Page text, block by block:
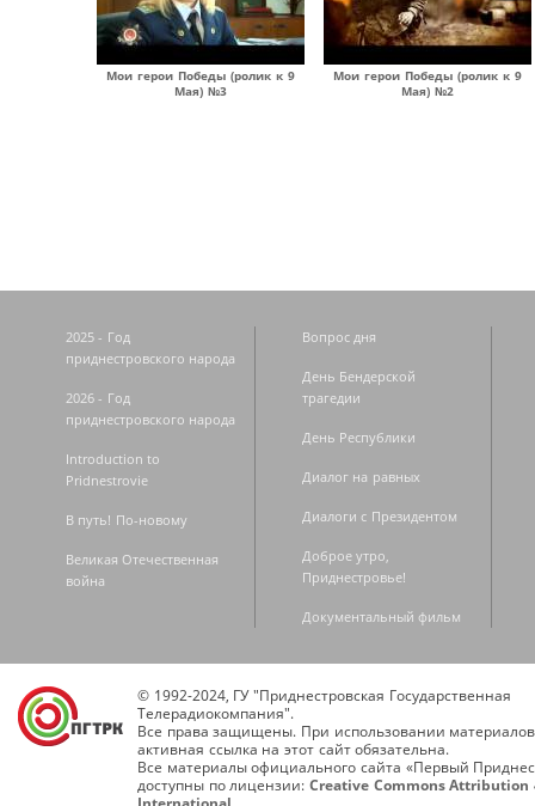
Мои герои Победы (ролик к 9
Мая) №3
Мои герои Победы (ролик к 9
Мая) №2
2025 - Год
приднестровского народа
2026 - Год
приднестровского народа
Introduction to
Pridnestrovie
В путь! По-новому
Великая Отечественная
война
Вопрос дня
День Бендерской
трагедии
День Республики
Диалог на равных
Диалоги с Президентом
Доброе утро,
Приднестровье!
Документальный фильм
© 1992-2024, ГУ "Приднестровская Государственная
Телерадиокомпания".
Все права защищены. При использовании
активная ссылка на этот сайт обязательна.
Все материалы официального сайта «Первый
доступны по лицензии: Creative Commons Attribution